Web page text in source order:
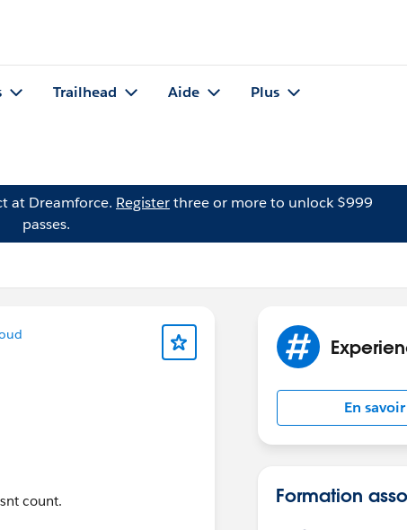
Trailhead Aide Plus
at Dreamforce. Registerthree or more to unlock $999
passes.
count.
En
Formation